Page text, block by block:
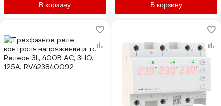
В корзину В корзину